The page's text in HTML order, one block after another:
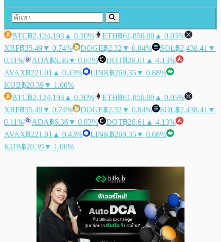
BTC฿2,124,193 ▲ 0.30% ETH฿61,850.00 ▲ 0.05%
XRP฿35.49▼ 0.74% DOGE฿2.32 ▼ 0.84% SOL฿2,438.41 ▼
0.11%
ADA฿6.36▼ 0.83% DOT฿28.61 ▲ 4.13%
AVAX฿221.01 ▲ 0.43% LINK฿269.35▼ 0.68%
KUB฿20.39▼ 1.00%
BTC฿2,124,193 ▲ 0.30% ETH฿61,850.00 ▲ 0.05%
XRP฿35.49▼ 0.74% DOGE฿2.32 ▼ 0.84% SOL฿2,438.41 ▼
0.11%
ADA฿6.36▼ 0.83% DOT฿28.61 ▲ 4.13%
AVAX฿221.01 ▲ 0.43% LINK฿269.35▼ 0.68%
KUB฿20.39▼ 1.00%